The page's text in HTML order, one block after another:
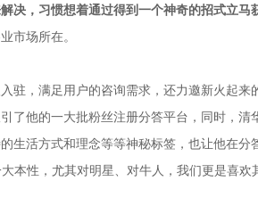
决，习惯想着通过得到一个神奇的招式立马
市场所在。
驻，满足用户的咨询需求，还力邀新火起来
了他的一大批粉丝注册分答平台，同时，清
生活方式和理念等等神秘标签，也让他在分
本性，尤其对明星、对牛人，我们更是喜欢